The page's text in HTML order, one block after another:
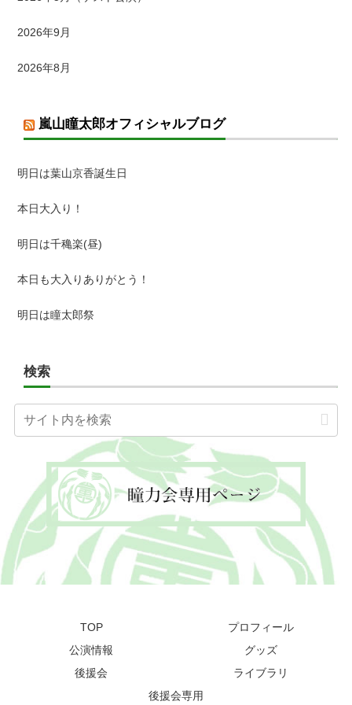
2026年9月
2026年8月
嵐山瞳太郎オフィシャルブログ
明日は葉山京香誕生日
本日大入り！
明日は千穐楽(昼)
本日も大入りありがとう！
明日は瞳太郎祭
検索
TOP
プロフィール
公演情報
グッズ
後援会
ライブラリ
後援会専用